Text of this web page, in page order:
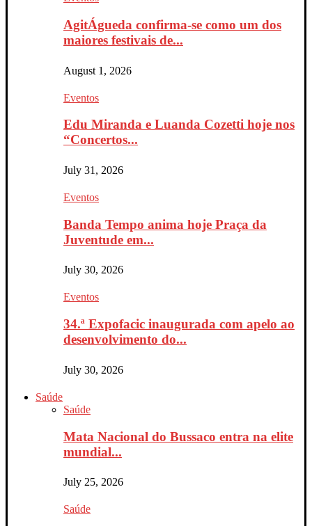
AgitÁgueda confirma-se como um dos
maiores festivais de...
August 1, 2026
Eventos
Edu Miranda e Luanda Cozetti hoje nos
“Concertos...
July 31, 2026
Eventos
Banda Tempo anima hoje Praça da
Juventude em...
July 30, 2026
Eventos
34.ª Expofacic inaugurada com apelo ao
desenvolvimento do...
July 30, 2026
Saúde
Saúde
Mata Nacional do Bussaco entra na elite
mundial...
July 25, 2026
Saúde